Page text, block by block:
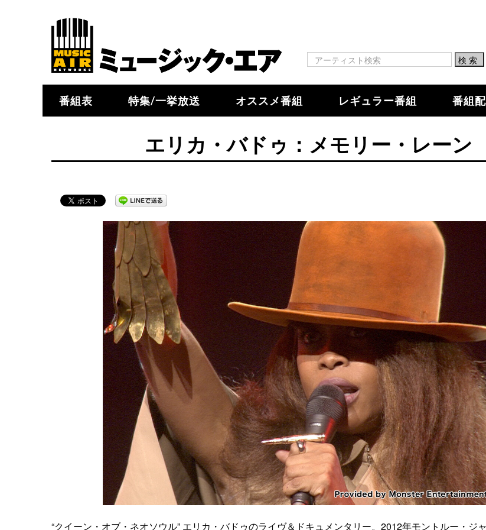
番組表 特集/一挙放送 オススメ番組 レギュラー番組 番組
エリカ・バドゥ：メモリー・レーン
“クイーン・オブ・ネオソウル” エリカ・バドゥのライヴ＆ドキュメンタリー。2012年モントルー・ジ